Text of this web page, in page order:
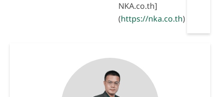
NKA.co.th]
(https://nka.co.th)